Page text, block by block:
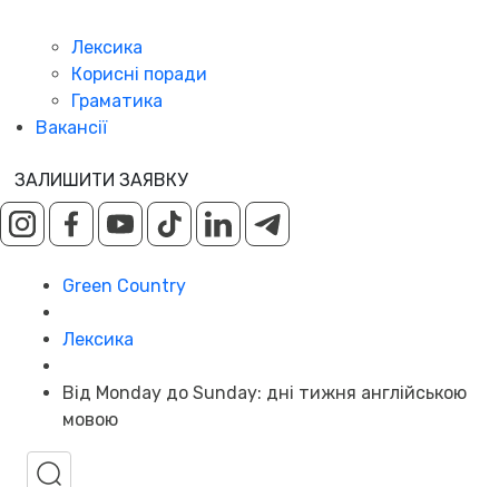
Лексика
Корисні поради
Граматика
Вакансії
ЗАЛИШИТИ ЗАЯВКУ
Green Country
Лексика
Від Monday до Sunday: дні тижня англійською
мовою